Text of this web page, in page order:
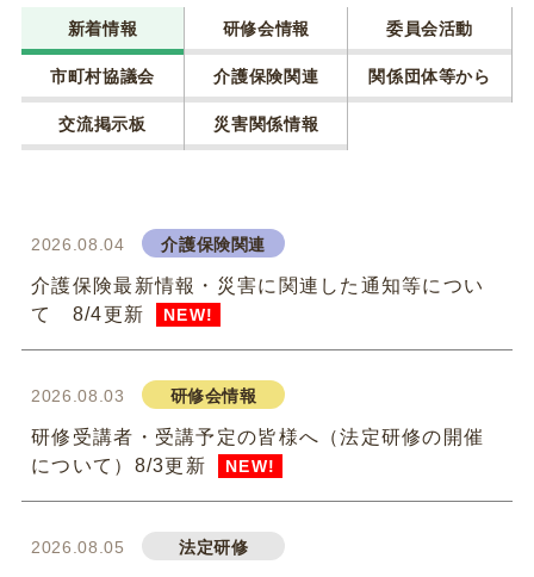
新着情報 研修会情報 委員会活動
市町村協議会 介護保険関連 関係団体等から
交流掲示板 災害関係情報
2026.08.04 介護保険関連
介護保険最新情報・災害に関連した通知等につい
て 8/4更新
NEW!
2026.08.03 研修会情報
研修受講者・受講予定の皆様へ（法定研修の開催
について）8/3更新
NEW!
2026.08.05 法定研修